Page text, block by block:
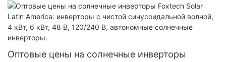
Колумбии, автономная система 120 В.
Оптовые цены на солнечные инверторы